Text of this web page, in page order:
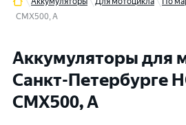
CMX500, A
Аккумуляторы для
Санкт-Петербурге
CMX500, A